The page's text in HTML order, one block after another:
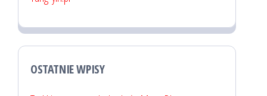
OSTATNIE WPISY